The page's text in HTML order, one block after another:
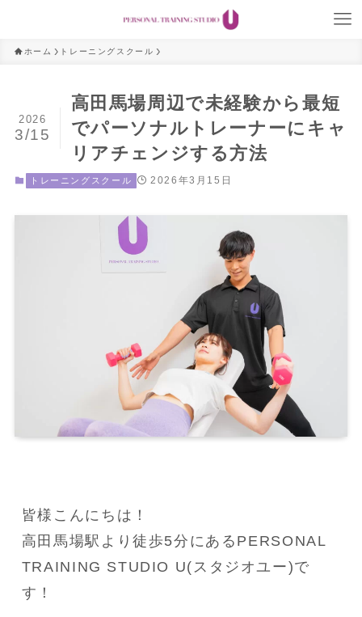
ホーム トレーニングスクール
高田馬場周辺で未経験から最短
でパーソナルトレーナーにキャ
リアチェンジする方法
2026
3/15
トレーニングスクール 2026年3月15日
皆様こんにちは！
高田馬場駅より徒歩5分にあるPERSONAL
TRAINING STUDIO U(スタジオユー)で
す！